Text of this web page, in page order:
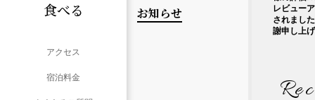
食べる
アクセス
宿泊料金
お知らせ
レビュー
されまし
謝申し上